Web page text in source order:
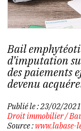
Bail
d’imputation
des paiements
devenu
Publié le :23/02/2021
Droit immobilier/
Source : www.labase-